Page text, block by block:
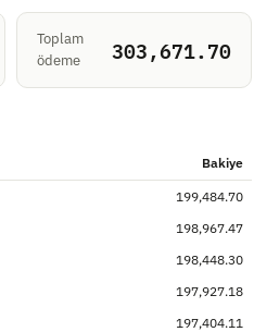
Toplam
ödeme
303,671.70
Bakiye
199,484.70
198,967.47
198,448.30
197,927.18
197,404.11